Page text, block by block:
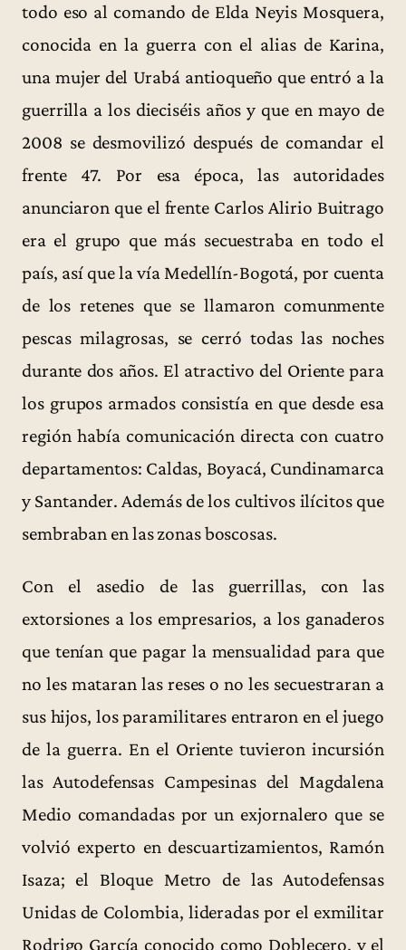
todo eso al comando de Elda Neyis Mosquera,
conocida en la guerra con el alias de Karina,
una mujer del Urabá antioqueño que entró a la
guerrilla a los dieciséis años y que en mayo de
2008 se desmovilizó después de comandar el
frente 47. Por esa época, las autoridades
anunciaron que el frente Carlos Alirio Buitrago
era el grupo que más secuestraba en todo el
país, así que la vía Medellín-Bogotá, por cuenta
de los retenes que se llamaron comunmente
pescas milagrosas, se cerró todas las noches
durante dos años. El atractivo del Oriente para
los grupos armados consistía en que desde esa
región había comunicación directa con cuatro
departamentos: Caldas, Boyacá, Cundinamarca
y Santander. Además de los cultivos ilícitos que
sembraban en las zonas boscosas.
Con el asedio de las guerrillas, con las
extorsiones a los empresarios, a los ganaderos
que tenían que pagar la mensualidad para que
no les mataran las reses o no les secuestraran a
sus hijos, los paramilitares entraron en el juego
de la guerra. En el Oriente tuvieron incursión
las Autodefensas Campesinas del Magdalena
Medio comandadas por un exjornalero que se
volvió experto en descuartizamientos, Ramón
Isaza; el Bloque Metro de las Autodefensas
Unidas de Colombia, lideradas por el exmilitar
Rodrigo García conocido como Doblecero, y el